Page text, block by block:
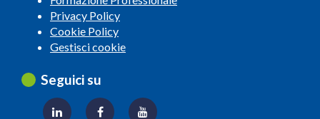
Privacy Policy
Cookie Policy
Gestisci cookie
Seguici su